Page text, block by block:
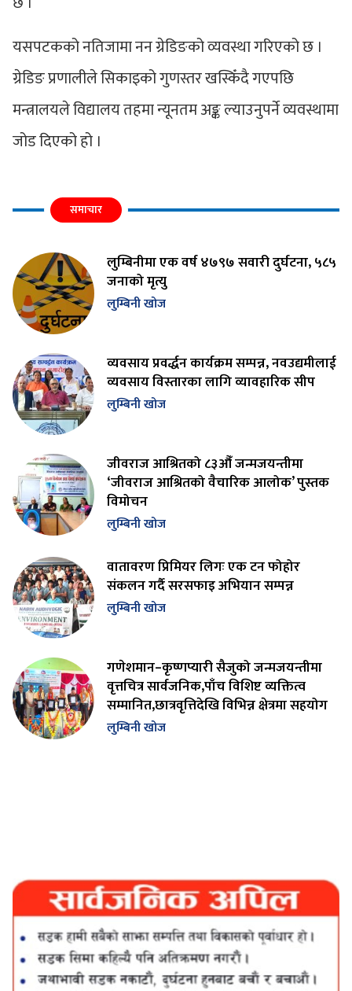
यसपटकको नतिजामा नन ग्रेडिङको व्यवस्था गरिएको छ ।
ग्रेडिङ प्रणालीले सिकाइको गुणस्तर खस्किँदै गएपछि
मन्त्रालयले विद्यालय तहमा न्यूनतम अङ्क ल्याउनुपर्ने व्यवस्थामा
जोड दिएको हो ।
समाचार
लुम्बिनीमा एक वर्ष ४७९७ सवारी दुर्घटना, ५८५
जनाको मृत्यु
लुम्बिनी खोज
व्यवसाय प्रवर्द्धन कार्यक्रम सम्पन्न, नवउद्यमीलाई
व्यवसाय विस्तारका लागि व्यावहारिक सीप
लुम्बिनी खोज
जीवराज आश्रितको ८३औँ जन्मजयन्तीमा
‘जीवराज आश्रितको वैचारिक आलोक’ पुस्तक
विमोचन
लुम्बिनी खोज
वातावरण प्रिमियर लिगः एक टन फोहोर
संकलन गर्दै सरसफाइ अभियान सम्पन्न
लुम्बिनी खोज
गणेशमान–कृष्णप्यारी सैजुको जन्मजयन्तीमा
वृत्तचित्र सार्वजनिक,पाँच विशिष्ट व्यक्तित्व
सम्मानित,छात्रवृत्तिदेखि विभिन्न क्षेत्रमा सहयोग
लुम्बिनी खोज